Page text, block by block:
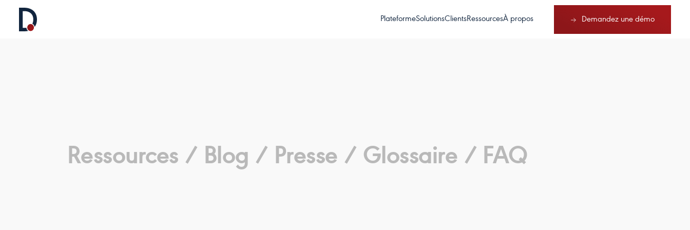
PlateformeSolutionsClientsRessourcesÀ propos Demandez une démo
Ressources / Blog / Presse / Glossaire / FAQ